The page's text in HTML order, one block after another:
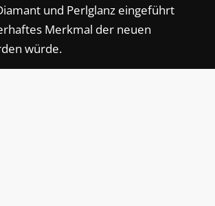
und Perlglanz eingeführt
Merkmal der neuen
würde.